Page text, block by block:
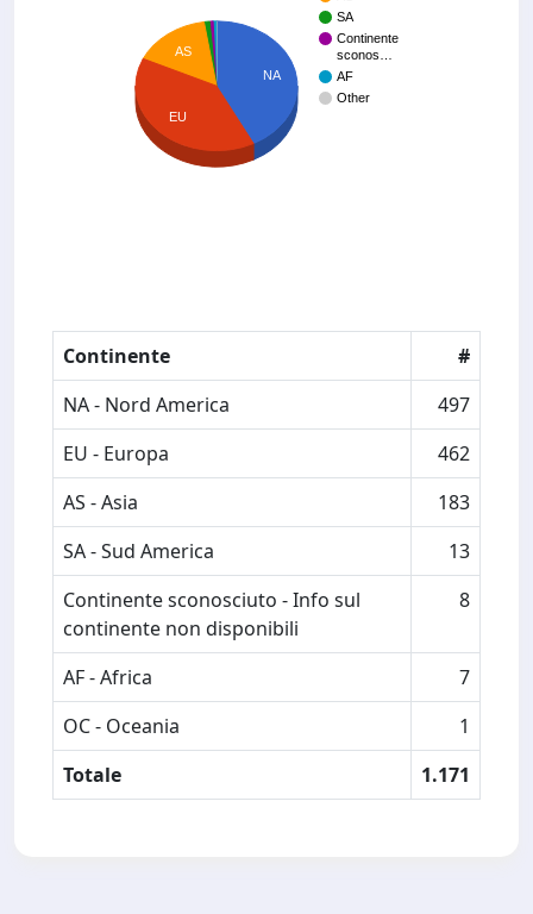
SA
Continente
sconos…
AF
Other
NA
AS
EU
Continente
#
NA - Nord America
497
EU - Europa
462
AS - Asia
183
SA - Sud America
13
Continente sconosciuto - Info sul
continente non disponibili
8
AF - Africa
7
OC - Oceania
1
Totale
1.171